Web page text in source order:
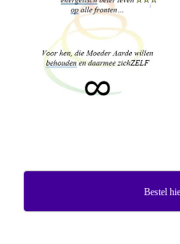
Bestel